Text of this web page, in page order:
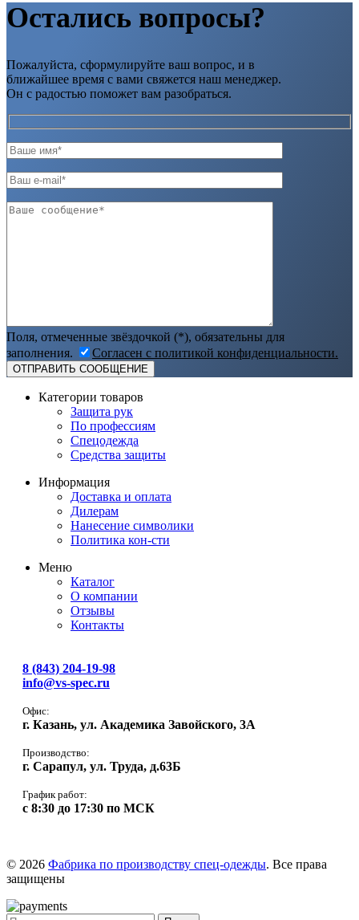
Остались вопросы?
Пожалуйста, сформулируйте ваш вопрос, и в
ближайшее время с вами свяжется наш менеджер.
Он с радостью поможет вам разобраться.
Поля, отмеченные звёздочкой (*), обязательны для
заполнения.
Согласен с политикой конфиденциальности.
Категории товаров
Защита рук
По профессиям
Спецодежда
Средства защиты
Информация
Доставка и оплата
Дилерам
Нанесение символики
Политика кон-сти
Меню
Каталог
О компании
Отзывы
Контакты
8 (843) 204-19-98
info@vs-spec.ru
Офис:
г. Казань, ул. Академика Завойского, 3А
Производство:
г. Сарапул, ул. Труда, д.63Б
График работ:
с 8:30 до 17:30 по МСК
© 2026 Фабрика по производству спец-одежды. Все права
защищены